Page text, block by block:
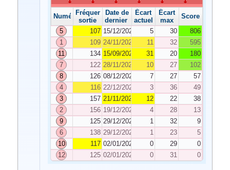
NuméroFréquence de
sortie
Date de
dernier tirage
Écart
actuel
Écart
max
Score
5
107 15/12/2023 5 30
806
1
109 24/11/2023 11 32
595
11
134 15/09/2023 31 20
180
7
122 28/11/2023 10 27
102
8
126 08/12/2023 7 27
57
4
116 22/12/2023 3 36
49
3
157 21/11/2023 12 22
38
2
156 19/12/2023 4 28
13
9
125 29/12/2023 1 32
9
6
138 29/12/2023 1 23
5
10
117 02/01/2024 0 29
0
12
125 02/01/2024 0 31 0